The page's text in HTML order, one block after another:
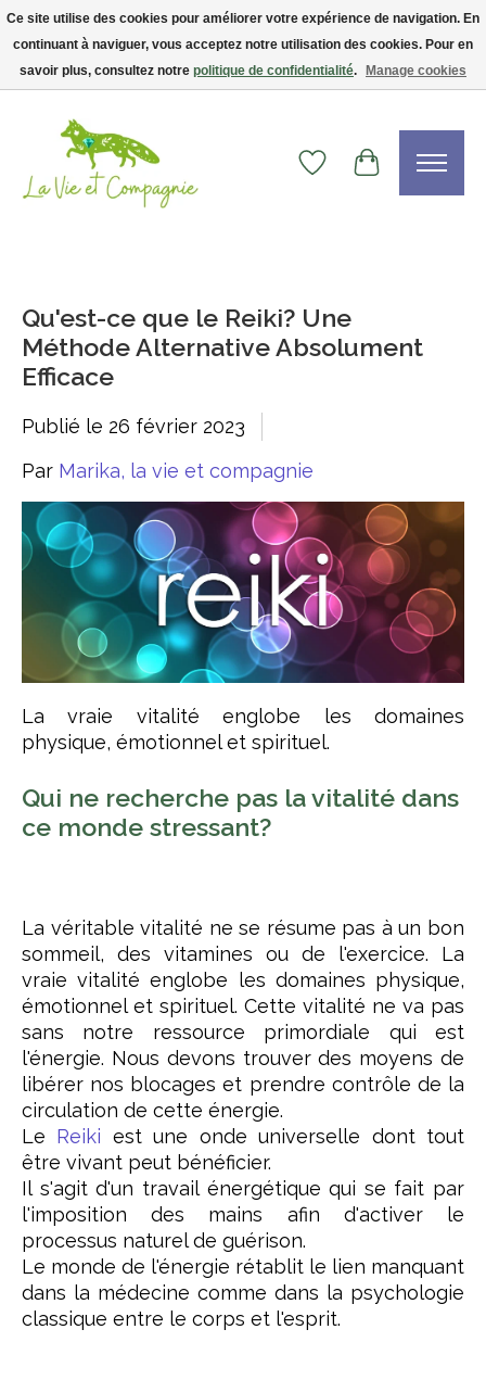
Livraison gratuite dès 75$ — code LVCFREE• Clients USA : visitez la boutique
Liste de souhaits
Panier
Qu'est-ce que le Reiki? Une
Méthode Alternative Absolument
Efficace
Publié le 26 février 2023
Par Marika, la vie et compagnie
La vraie vitalité englobe les domaines
physique, émotionnel et spirituel.
Qui ne recherche pas la vitalité dans
ce monde stressant?
La véritable vitalité ne se résume pas à un bon
sommeil, des vitamines ou de l'exercice. La
vraie vitalité englobe les domaines physique,
émotionnel et spirituel. Cette vitalité ne va pas
sans notre ressource primordiale qui est
l'énergie. Nous devons trouver des moyens de
libérer nos blocages et prendre contrôle de la
circulation de cette énergie.
Le Reiki est une onde universelle dont tout
être vivant peut bénéficier.
Il s'agit d'un travail énergétique qui se fait par
l'imposition des mains afin d'activer le
processus naturel de guérison.
Le monde de l'énergie rétablit le lien manquant
dans la médecine comme dans la psychologie
classique entre le corps et l'esprit.
Ce site utilise des cookies pour améliorer votre expérience de navigation. En
continuant à naviguer, vous acceptez notre utilisation des cookies. Pour en
savoir plus, consultez notre politique de confidentialité. Manage cookies